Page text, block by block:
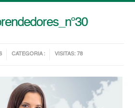
CATEGORIA : VISITAS: 78